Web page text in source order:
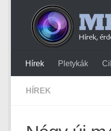
Hírek Pletykák
HÍREK